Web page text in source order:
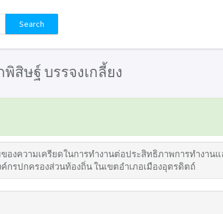
สิษฐ์ บรรจงเกลี้ยง
องความเครียดในการทำงานต่อประสิทธิภาพการทำงาน
กรปกครองส่วนท้องถิ่น ในเขตอำเภอเมืองอุตรดิตถ์